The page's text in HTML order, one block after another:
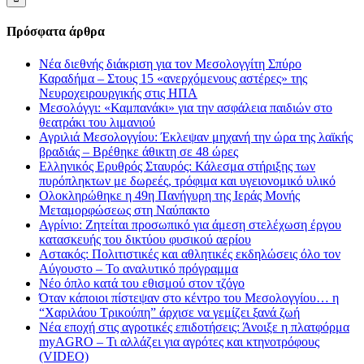
Πρόσφατα άρθρα
Νέα διεθνής διάκριση για τον Μεσολογγίτη Σπύρο
Καραδήμα – Στους 15 «ανερχόμενους αστέρες» της
Νευροχειρουργικής στις ΗΠΑ
Μεσολόγγι: «Καμπανάκι» για την ασφάλεια παιδιών στο
θεατράκι του λιμανιού
Αγριλιά Μεσολογγίου: Έκλεψαν μηχανή την ώρα της λαϊκής
βραδιάς – Βρέθηκε άθικτη σε 48 ώρες
Ελληνικός Ερυθρός Σταυρός: Κάλεσμα στήριξης των
πυρόπληκτων με δωρεές, τρόφιμα και υγειονομικό υλικό
Ολοκληρώθηκε η 49η Πανήγυρη της Ιεράς Μονής
Μεταμορφώσεως στη Ναύπακτο
Αγρίνιο: Ζητείται προσωπικό για άμεση στελέχωση έργου
κατασκευής του δικτύου φυσικού αερίου
Αστακός: Πολιτιστικές και αθλητικές εκδηλώσεις όλο τον
Αύγουστο – Το αναλυτικό πρόγραμμα
Νέο όπλο κατά του εθισμού στον τζόγο
Όταν κάποιοι πίστεψαν στο κέντρο του Μεσολογγίου… η
“Χαριλάου Τρικούπη” άρχισε να γεμίζει ξανά ζωή
Νέα εποχή στις αγροτικές επιδοτήσεις: Άνοιξε η πλατφόρμα
myAGRO – Τι αλλάζει για αγρότες και κτηνοτρόφους
(VIDEO)